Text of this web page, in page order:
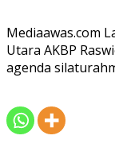
Mediaawas.com
Utara AKBP
agenda